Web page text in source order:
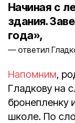
Начиная с
здания.
года»,
ответил
Напомним,
Гладкову на
бронепленку
школе. По